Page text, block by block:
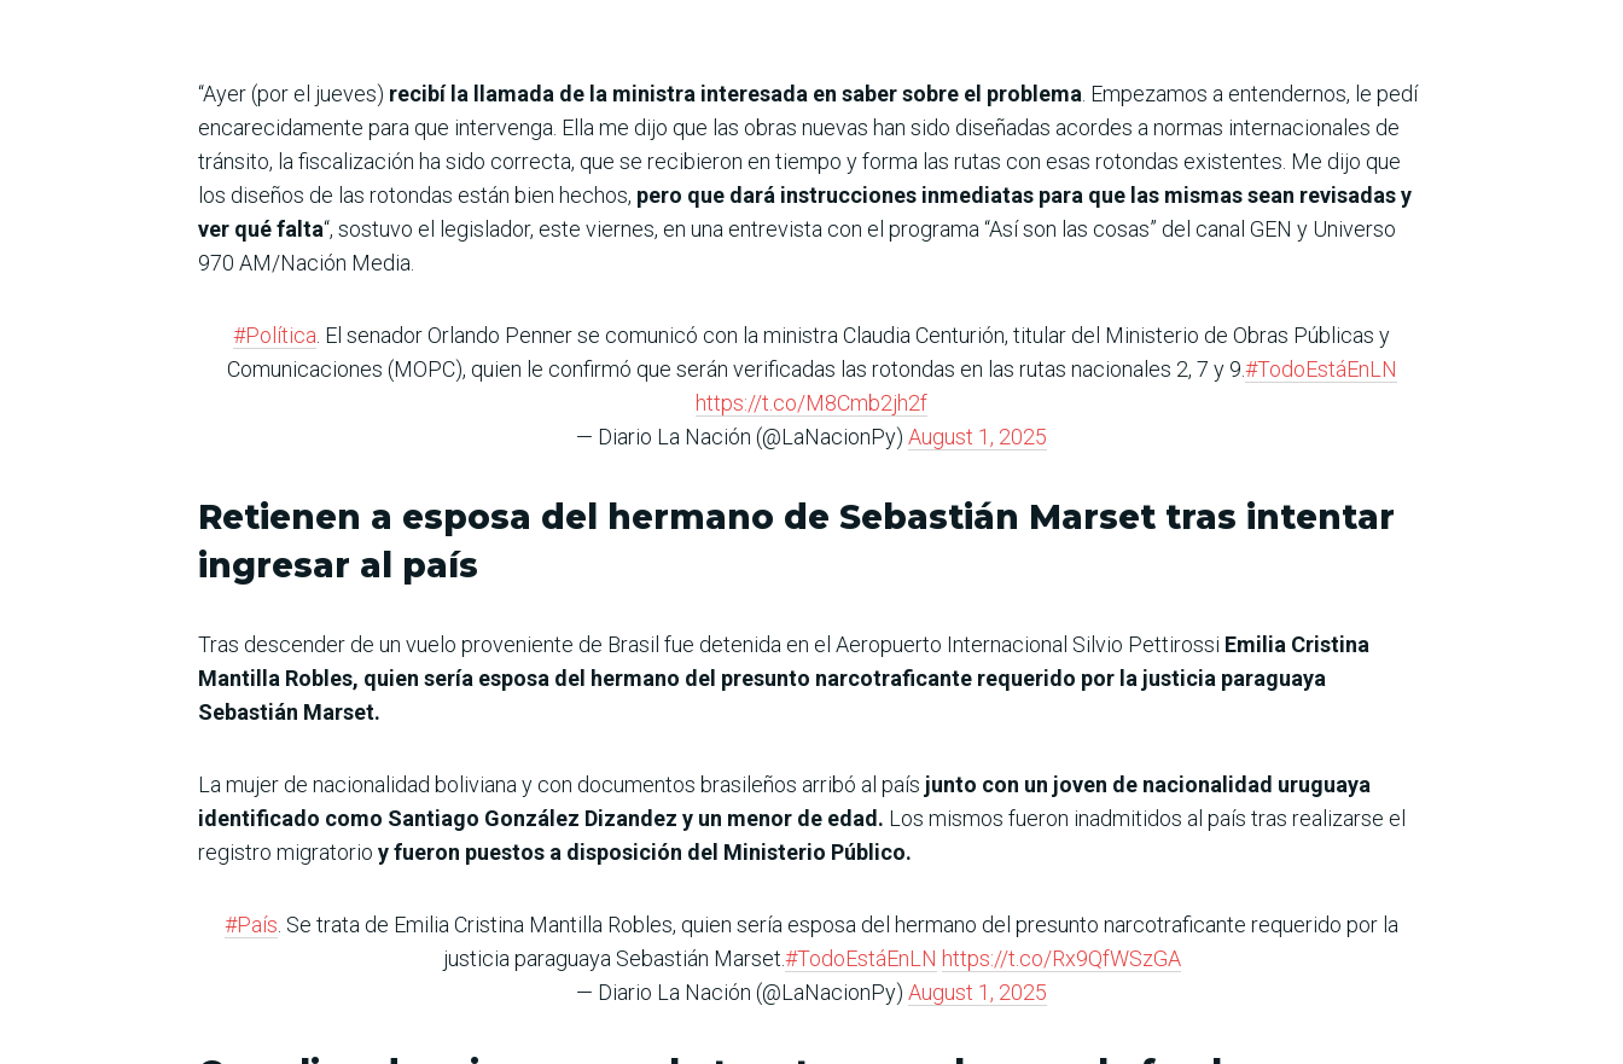
“Ayer (por el jueves) recibí la llamada de la ministra interesada en saber sobre el problema . Empezamos a entendernos, le pedí
encarecidamente para que intervenga. Ella me dijo que las obras nuevas han sido diseñadas acordes a normas internacionales de
tránsito, la fiscalización ha sido correcta, que se recibieron en tiempo y forma las rutas con esas rotondas existentes. Me dijo que
los diseños de las rotondas están bien hechos, pero que dará instrucciones inmediatas para que las mismas sean revisadas y
ver qué falta“, sostuvo el legislador, este viernes, en una entrevista con el programa “Así son las cosas” del canal GEN y Universo
970 AM/Nación Media.
#Política . El senador Orlando Penner se comunicó con la ministra Claudia Centurión, titular del Ministerio de Obras Públicas y
Comunicaciones (MOPC), quien le confirmó que serán verificadas las rotondas en las rutas nacionales 2, 7 y 9.#TodoEstáEnLN
https://t.co/M8Cmb2jh2f
— Diario La Nación (@LaNacionPy) August 1, 2025
Retienen a esposa del hermano de Sebastián Marset tras intentar
ingresar al país
Tras descender de un vuelo proveniente de Brasil fue detenida en el Aeropuerto Internacional Silvio Pettirossi Emilia Cristina
Mantilla Robles, quien sería esposa del hermano del presunto narcotraficante requerido por la justicia paraguaya
Sebastián Marset.
La mujer de nacionalidad boliviana y con documentos brasileños arribó al país junto con un joven de nacionalidad uruguaya
identificado como Santiago González Dizandez y un menor de edad. Los mismos fueron inadmitidos al país tras realizarse el
registro migratorio y fueron puestos a disposición del Ministerio Público.
#País . Se trata de Emilia Cristina Mantilla Robles, quien sería esposa del hermano del presunto narcotraficante requerido por la
justicia paraguaya Sebastián Marset.#TodoEstáEnLN https://t.co/Rx9QfWSzGA
— Diario La Nación (@LaNacionPy) August 1, 2025